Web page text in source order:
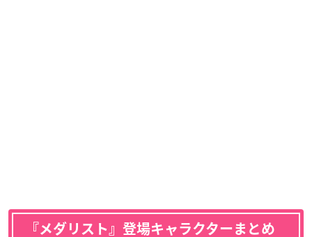
『メダリスト』登場キャラクターまとめ